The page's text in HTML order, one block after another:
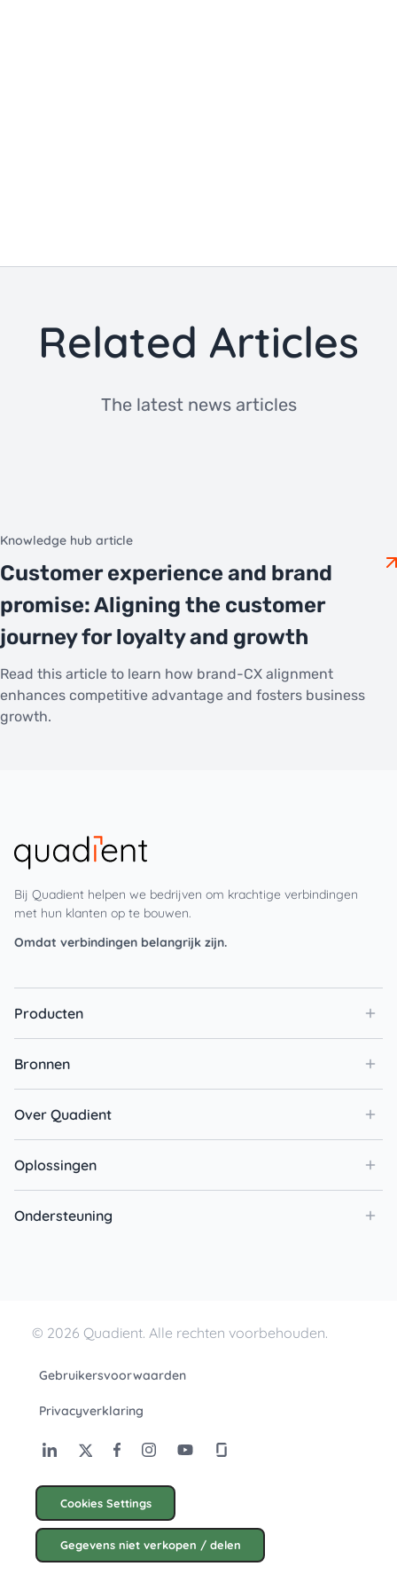
Related Articles
The latest news articles
Knowledge hub article
Customer experience and brand
promise: Aligning the customer
journey for loyalty and growth
Read this article to learn how brand-CX alignment
enhances competitive advantage and fosters business
growth.
Bij Quadient helpen we bedrijven om krachtige verbindingen
met hun klanten op te bouwen.
Omdat verbindingen belangrijk zijn.
Producten
Bronnen
Over Quadient
Oplossingen
Ondersteuning
© 2026 Quadient. Alle rechten voorbehouden.
Gebruikersvoorwaarden
Privacyverklaring
Cookies Settings
Gegevens niet verkopen / delen